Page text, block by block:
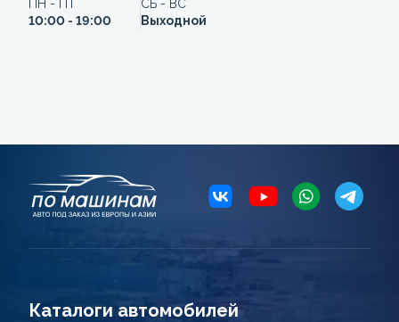
ПН - ПТ
10:00 - 19:00
СБ - ВС
Выходной
Каталоги автомобилей